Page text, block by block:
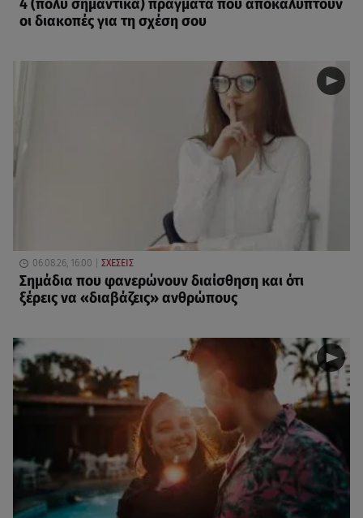
4 (πολύ σημαντικά) πράγματα που αποκαλύπτουν
οι διακοπές για τη σχέση σου
06.08.26, 16:00 ΣΧΕΣΕΙΣ
Σημάδια που φανερώνουν διαίσθηση και ότι
ξέρεις να «διαβάζεις» ανθρώπους